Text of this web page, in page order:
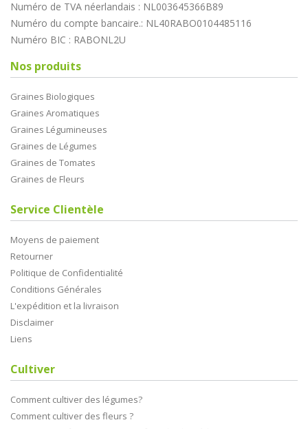
Numéro de TVA néerlandais : NL003645366B89
Numéro du compte bancaire.: NL40RABO0104485116
Numéro BIC : RABONL2U
Nos produits
Graines Biologiques
Graines Aromatiques
Graines Légumineuses
Graines de Légumes
Graines de Tomates
Graines de Fleurs
Service Clientèle
Moyens de paiement
Retourner
Politique de Confidentialité
Conditions Générales
L'expédition et la livraison
Disclaimer
Liens
Cultiver
Comment cultiver des légumes?
Comment cultiver des fleurs ?